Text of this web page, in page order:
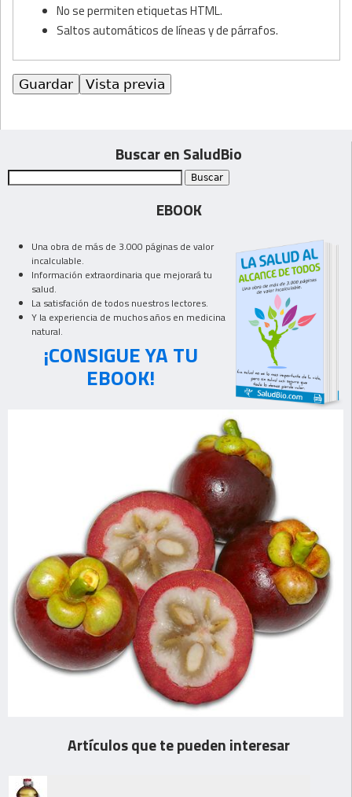
No se permiten etiquetas HTML.
Saltos automáticos de líneas y de párrafos.
Buscar en SaludBio
EBOOK
Una obra de más de 3.000 páginas de valor
incalculable.
Información extraordinaria que mejorará tu
salud.
La satisfación de todos nuestros lectores.
Y la experiencia de muchos años en medicina
natural.
¡CONSIGUE YA TU
EBOOK!
Artículos que te pueden interesar